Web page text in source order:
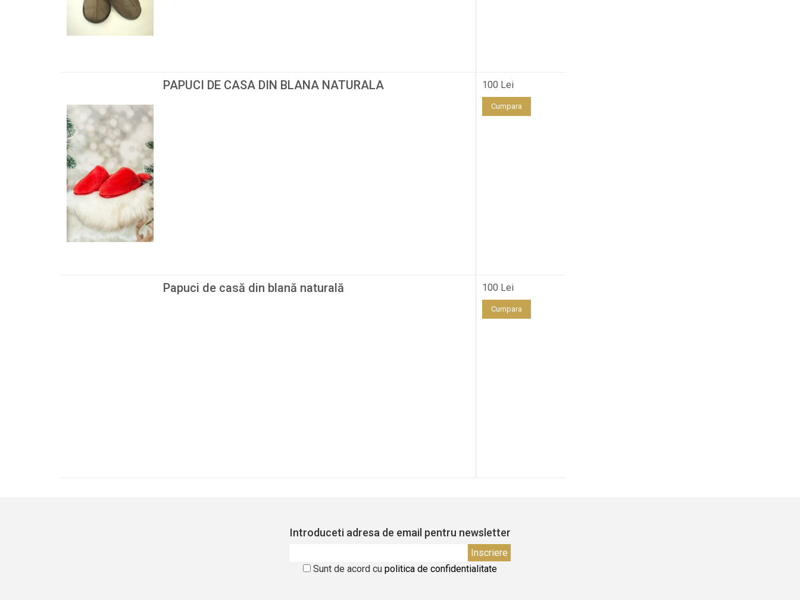
PAPUCI DE CASA DIN BLANA NATURALA 100 Lei
Cumpara
Papuci de casă din blană naturală 100 Lei
Cumpara
Introduceti adresa de email pentru newsletter
Sunt de acord cu politica de confidentialitate